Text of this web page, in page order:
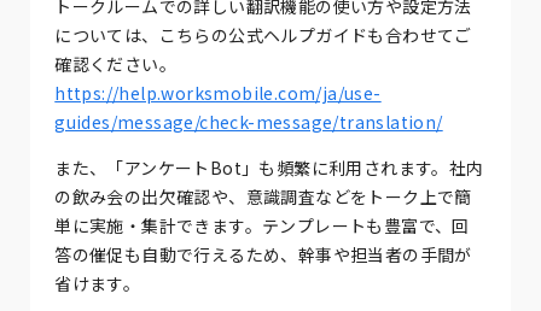
トークルームでの詳しい翻訳機能の使い方や設定方法
については、こちらの公式ヘルプガイドも合わせてご
確認ください。
https://help.worksmobile.com/ja/use-
guides/message/check-message/translation/
また、「アンケートBot」も頻繁に利用されます。社内
の飲み会の出欠確認や、意識調査などをトーク上で簡
単に実施・集計できます。テンプレートも豊富で、回
答の催促も自動で行えるため、幹事や担当者の手間が
省けます。